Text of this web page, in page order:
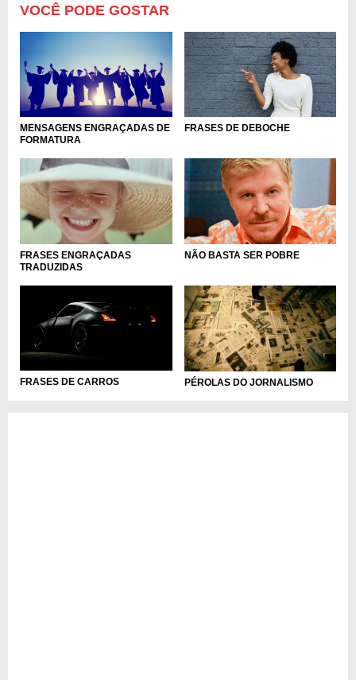
VOCÊ PODE GOSTAR
MENSAGENS ENGRAÇADAS DE
FORMATURA
FRASES DE DEBOCHE
FRASES ENGRAÇADAS
TRADUZIDAS
NÃO BASTA SER POBRE
FRASES DE CARROS PÉROLAS DO JORNALISMO